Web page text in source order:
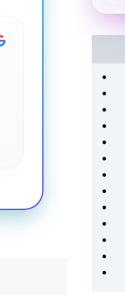
احترافية عالية